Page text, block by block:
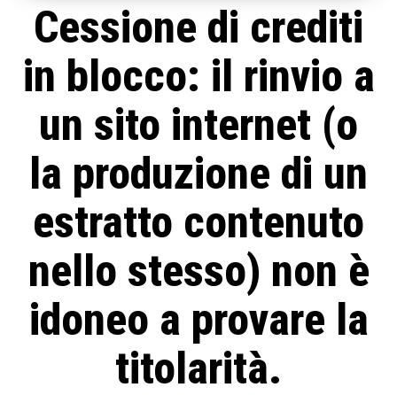
Cessione di crediti
in blocco: il rinvio a
un sito internet (o
la produzione di un
estratto contenuto
nello stesso) non è
idoneo a provare la
titolarità.